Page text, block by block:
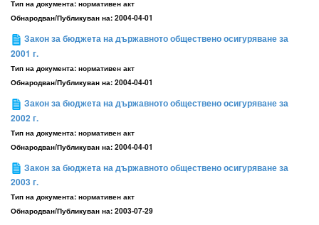
Тип на документа: нормативен акт
Обнародван/Публикуван на: 2004-04-01
Закон за бюджета на държавното обществено осигуряване за
2001 г.
Тип на документа: нормативен акт
Обнародван/Публикуван на: 2004-04-01
Закон за бюджета на държавното обществено осигуряване за
2002 г.
Тип на документа: нормативен акт
Обнародван/Публикуван на: 2004-04-01
Закон за бюджета на държавното обществено осигуряване за
2003 г.
Тип на документа: нормативен акт
Обнародван/Публикуван на: 2003-07-29